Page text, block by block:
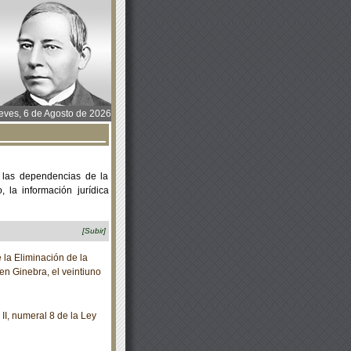
6 de Agosto de 2026
dependencias de la
la información jurídica
[Subir]
la Eliminación de la
Ginebra, el veintiuno
numeral 8 de la Ley